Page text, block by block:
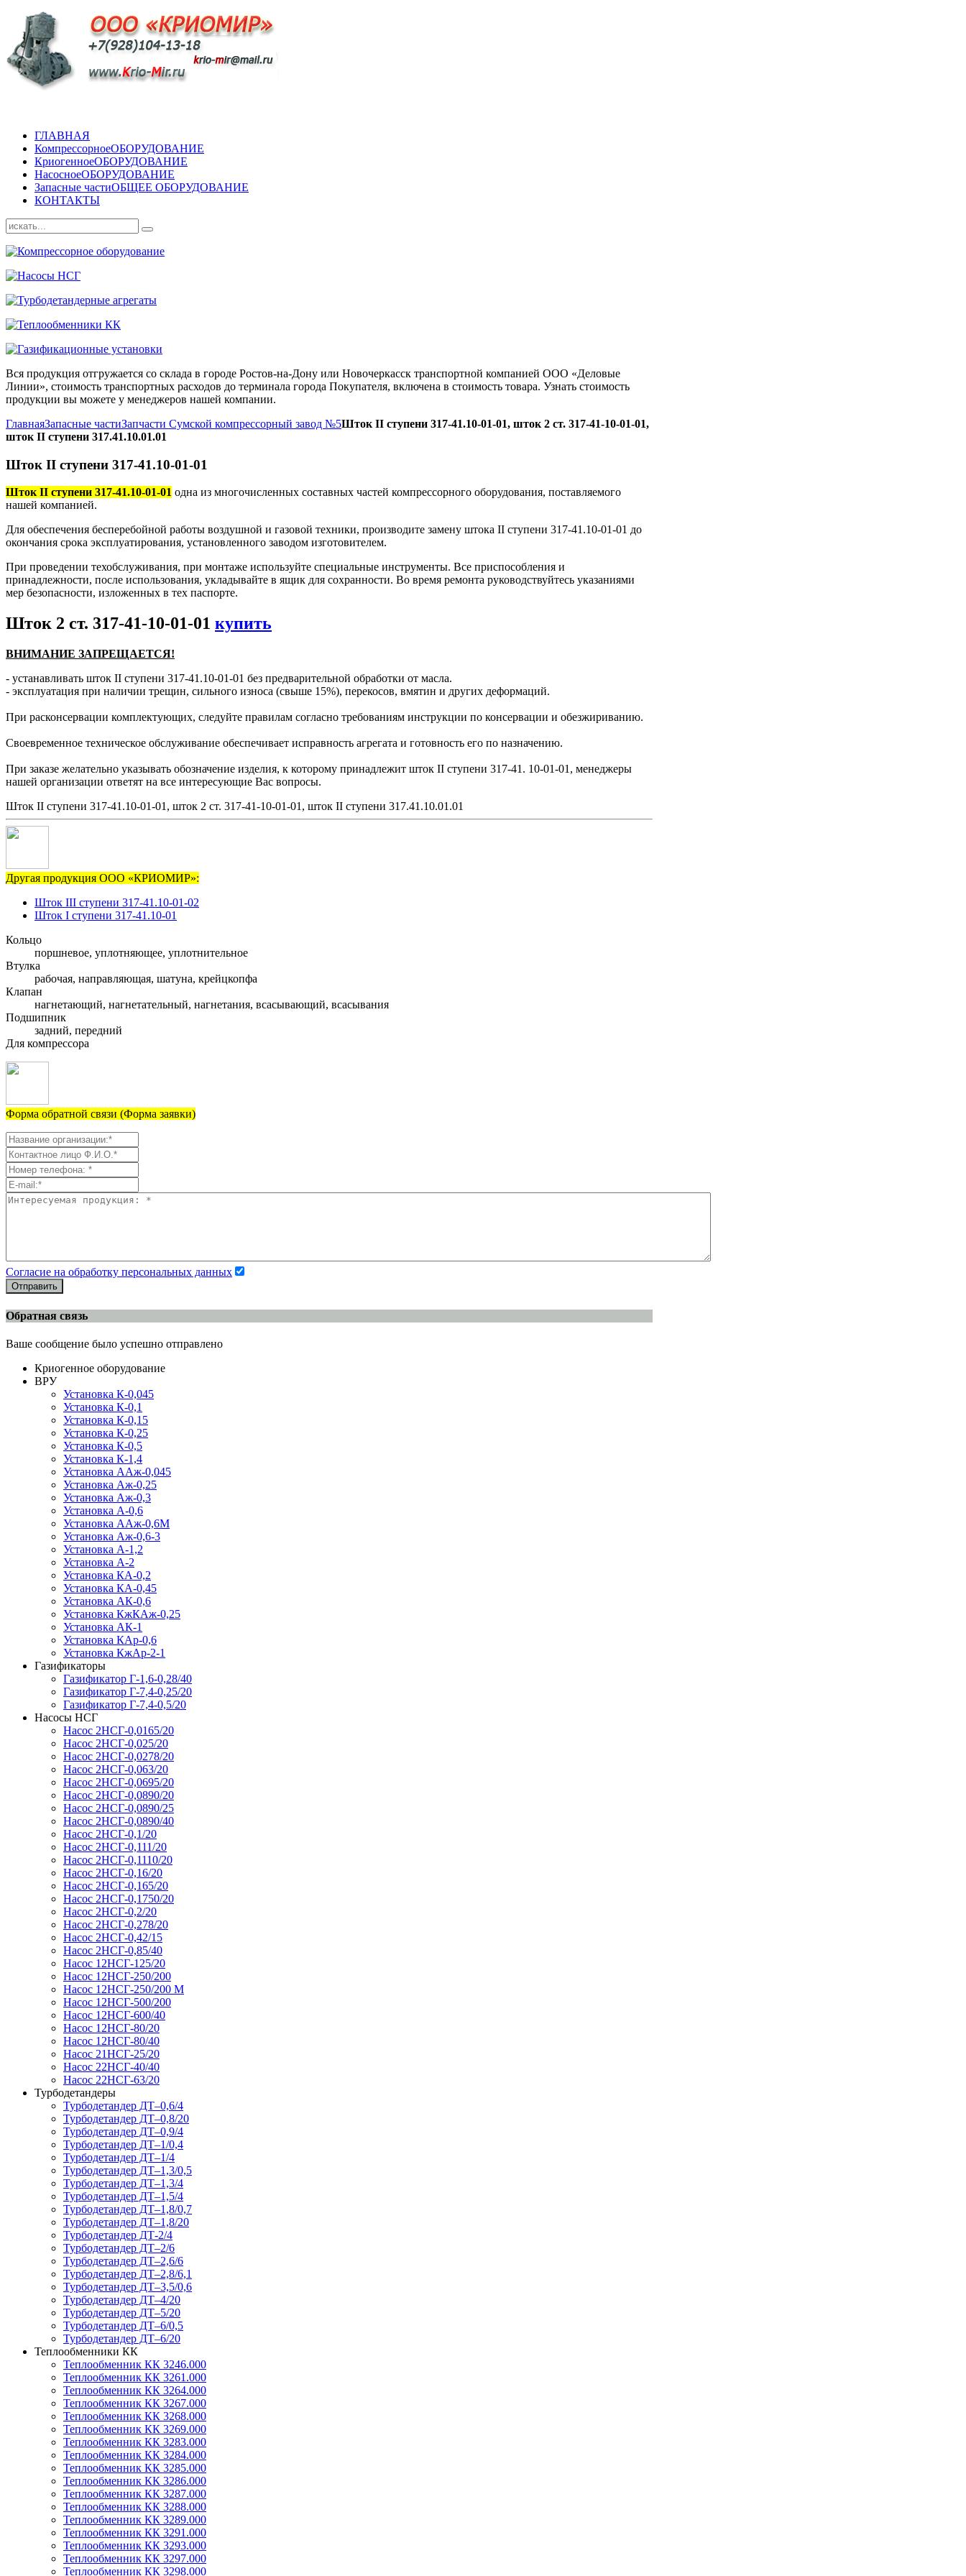
ГЛАВНАЯ
КомпрессорноеОБОРУДОВАНИЕ
КриогенноеОБОРУДОВАНИЕ
НасосноеОБОРУДОВАНИЕ
Запасные частиОБЩЕЕ ОБОРУДОВАНИЕ
КОНТАКТЫ
Вся продукция отгружается со склада в городе Ростов-на-Дону или Новочеркасск транспортной компанией ООО «Деловые
Линии», стоимость транспортных расходов до терминала города Покупателя, включена в стоимость товара. Узнать стоимость
продукции вы можете у менеджеров нашей компании.
ГлавнаяЗапасные частиЗапчасти Сумской компрессорный завод №5Шток II ступени 317-41.10-01-01, шток 2 ст. 317-41-10-01-01,
шток II ступени 317.41.10.01.01
Шток II ступени 317-41.10-01-01
Шток II ступени 317-41.10-01-01 одна из многочисленных составных частей компрессорного оборудования, поставляемого
нашей компанией.
Для обеспечения бесперебойной работы воздушной и газовой техники, производите замену штока ІІ ступени 317-41.10-01-01 до
окончания срока эксплуатирования, установленного заводом изготовителем.
При проведении техобслуживания, при монтаже используйте специальные инструменты. Все приспособления и
принадлежности, после использования, укладывайте в ящик для сохранности. Во время ремонта руководствуйтесь указаниями
мер безопасности, изложенных в тех паспорте.
Шток 2 ст. 317-41-10-01-01 купить
ВНИМАНИЕ ЗАПРЕЩАЕТСЯ!
- устанавливать шток ІІ ступени 317-41.10-01-01 без предварительной обработки от масла.
- эксплуатация при наличии трещин, сильного износа (свыше 15%), перекосов, вмятин и других деформаций.
При расконсервации комплектующих, следуйте правилам согласно требованиям инструкции по консервации и обезжириванию.
Своевременное техническое обслуживание обеспечивает исправность агрегата и готовность его по назначению.
При заказе желательно указывать обозначение изделия, к которому принадлежит шток II ступени 317-41. 10-01-01, менеджеры
нашей организации ответят на все интересующие Вас вопросы.
Шток II ступени 317-41.10-01-01, шток 2 ст. 317-41-10-01-01, шток II ступени 317.41.10.01.01
Другая продукция ООО «КРИОМИР»:
Шток III ступени 317-41.10-01-02
Шток I ступени 317-41.10-01
Кольцо
поршневое, уплотняющее, уплотнительное
Втулка
рабочая, направляющая, шатуна, крейцкопфа
Клапан
нагнетающий, нагнетательный, нагнетания, всасывающий, всасывания
Подшипник
задний, передний
Для компрессора
Форма обратной связи (Форма заявки)
Согласие на обработку персональных данных
Отправить
Обратная связь
Ваше сообщение было успешно отправлено
Криогенное оборудование
ВРУ
Установка К-0,045
Установка К-0,1
Установка К-0,15
Установка К-0,25
Установка К-0,5
Установка К-1,4
Установка ААж-0,045
Установка Аж-0,25
Установка Аж-0,3
Установка А-0,6
Установка ААж-0,6М
Установка Аж-0,6-3
Установка А-1,2
Установка А-2
Установка КА-0,2
Установка КА-0,45
Установка АК-0,6
Установка КжКАж-0,25
Установка АК-1
Установка КАр-0,6
Установка КжАр-2-1
Газификаторы
Газификатор Г-1,6-0,28/40
Газификатор Г-7,4-0,25/20
Газификатор Г-7,4-0,5/20
Насосы НСГ
Насос 2НСГ-0,0165/20
Насос 2НСГ-0,025/20
Насос 2НСГ-0,0278/20
Насос 2НСГ-0,063/20
Насос 2НСГ-0,0695/20
Насос 2НСГ-0,0890/20
Насос 2НСГ-0,0890/25
Насос 2НСГ-0,0890/40
Насос 2НСГ-0,1/20
Насос 2НСГ-0,111/20
Насос 2НСГ-0,1110/20
Насос 2НСГ-0,16/20
Насос 2НСГ-0,165/20
Насос 2НСГ-0,1750/20
Насос 2НСГ-0,2/20
Насос 2НСГ-0,278/20
Насос 2НСГ-0,42/15
Насос 2НСГ-0,85/40
Насос 12НСГ-125/20
Насос 12НСГ-250/200
Насос 12НСГ-250/200 М
Насос 12НСГ-500/200
Насос 12НСГ-600/40
Насос 12НСГ-80/20
Насос 12НСГ-80/40
Насос 21НСГ-25/20
Насос 22НСГ-40/40
Насос 22НСГ-63/20
Турбодетандеры
Турбодетандер ДТ–0,6/4
Турбодетандер ДТ–0,8/20
Турбодетандер ДТ–0,9/4
Турбодетандер ДТ–1/0,4
Турбодетандер ДТ–1/4
Турбодетандер ДТ–1,3/0,5
Турбодетандер ДТ–1,3/4
Турбодетандер ДТ–1,5/4
Турбодетандер ДТ–1,8/0,7
Турбодетандер ДТ–1,8/20
Турбодетандер ДТ-2/4
Турбодетандер ДТ–2/6
Турбодетандер ДТ–2,6/6
Турбодетандер ДТ–2,8/6,1
Турбодетандер ДТ–3,5/0,6
Турбодетандер ДТ–4/20
Турбодетандер ДТ–5/20
Турбодетандер ДТ–6/0,5
Турбодетандер ДТ–6/20
Теплообменники КК
Теплообменник КК 3246.000
Теплообменник КК 3261.000
Теплообменник КК 3264.000
Теплообменник КК 3267.000
Теплообменник КК 3268.000
Теплообменник КК 3269.000
Теплообменник КК 3283.000
Теплообменник КК 3284.000
Теплообменник КК 3285.000
Теплообменник КК 3286.000
Теплообменник КК 3287.000
Теплообменник КК 3288.000
Теплообменник КК 3289.000
Теплообменник КК 3291.000
Теплообменник КК 3293.000
Теплообменник КК 3297.000
Теплообменник КК 3298.000